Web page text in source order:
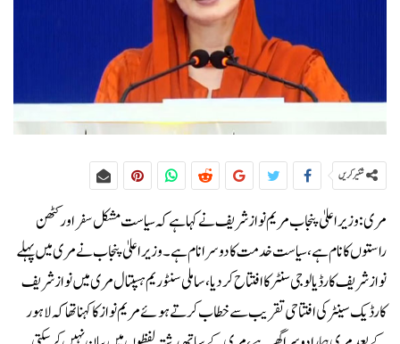
شئیر کریں
مری: وزیر اعلیٰ پنجاب مریم نواز شریف نے کہا ہے کہ سیاست مشکل سفر اور کٹھن
راستوں کا نام ہے، سیاست خدمت کا دوسرا نام ہے۔وزیراعلیٰ پنجاب نے مری میں پہلے
نواز شریف کارڈیالوجی سنٹر کا افتتاح کر دیا، ساملی سنٹوریم ہسپتال مری میں نواز شریف
کارڈیک سینٹر کی افتتاحی تقریب سے خطاب کرتے ہوئے مریم نواز کا کہنا تھا کہ لاہور